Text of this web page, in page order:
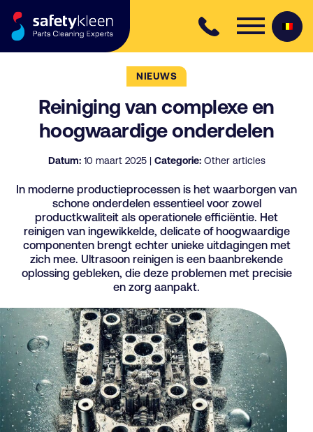
NIEUWS
Reiniging van complexe en
hoogwaardige onderdelen
Datum:10 maart 2025 | Categorie:Other articles
In moderne productieprocessen is het waarborgen van
schone onderdelen essentieel voor zowel
productkwaliteit als operationele efficiëntie. Het
reinigen van ingewikkelde, delicate of hoogwaardige
componenten brengt echter unieke uitdagingen met
zich mee. Ultrasoon reinigen is een baanbrekende
oplossing gebleken, die deze problemen met precisie
en zorg aanpakt.